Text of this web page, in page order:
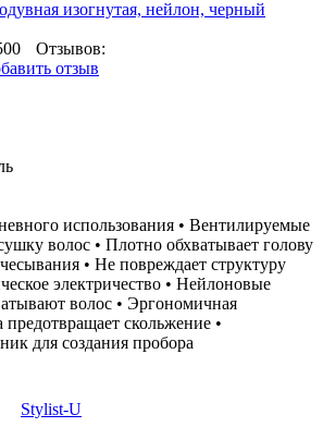
Отзывов:
отзыв
использования • Вентилируемые
волос • Плотно обхватывает голову
• Не повреждает структуру
электричество • Нейлоновые
волос • Эргономичная
предотвращает скольжение •
для создания пробора
Stylist-U